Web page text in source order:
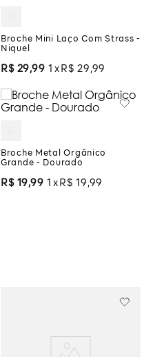
Broche Mini Laço Com Strass -
Niquel
R$ 29,99 1 R$ 29 ,99
Broche Metal Orgânico
Grande - Dourado
R$ 19,99 1 R$ 19 ,99